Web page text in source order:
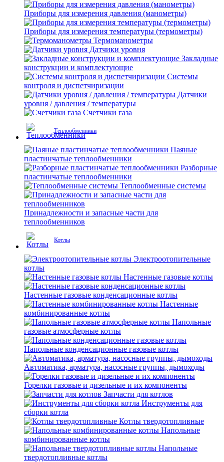
Приборы для измерения давления (манометры)
Приборы для измерения температуры (термометры)
Термоманометры
Датчики уровня
Закладные
конструкции и комплектующие
Системы
контроля и диспетчиризации
Датчики
уровня / давления / температуры
Счетчики газа
Теплообменники
Паяные
пластинчатые теплообменники
Разборные
пластинчатые теплообменники
Теплообменные системы
Принадлежности и запасные части для
теплообменников
Котлы
Электроотопительные
котлы
Настенные газовые котлы
Настенные газовые конденсационные котлы
Настенные
комбинированные котлы
Напольные
газовые атмосферные котлы
Напольные конденсационные газовые котлы
Автоматика, арматура, насосные группы, дымоходы
Горелки газовые и дизельные и их компоненты
Запчасти для котлов
Инструменты для
сборки котла
Котлы твердотопливные
Напольные
комбинированные котлы
Напольные
твердотопливные котлы